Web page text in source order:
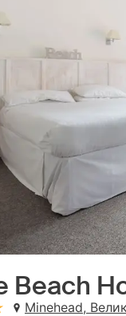
Beach
stars: 3Minehead,